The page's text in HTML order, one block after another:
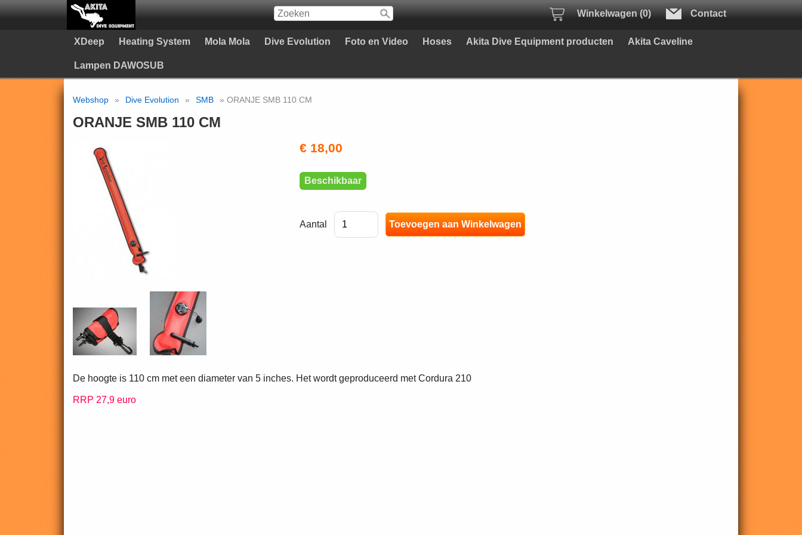
Winkelwagen (0) Contact
XDeep Heating System Mola Mola Dive Evolution Foto en Video Hoses Akita Dive Equipment producten Akita Caveline
Lampen DAWOSUB
Webshop » Dive Evolution » SMB » ORANJE SMB 110 CM
ORANJE SMB 110 CM
€ 18,00
Beschikbaar
Aantal
De hoogte is 110 cm met een diameter van 5 inches. Het wordt geproduceerd met Cordura 210
RRP 27,9 euro